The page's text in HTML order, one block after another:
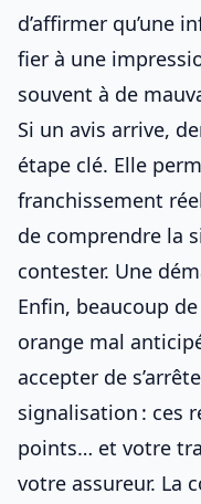
d’affirmer qu’une
fier à une
souvent à de
Si un avis arrive,
étape clé. Elle
franchissement
de comprendre la
contester. Une
Enfin, beaucoup
orange mal
accepter de
signalisation : ces
points… et votre
votre assureur. La